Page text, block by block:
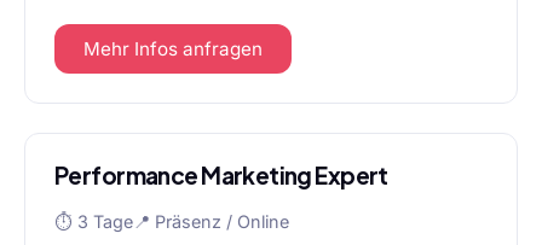
Mehr Infos anfragen
Performance Marketing Expert
⏱ 3 Tage📍 Präsenz / Online